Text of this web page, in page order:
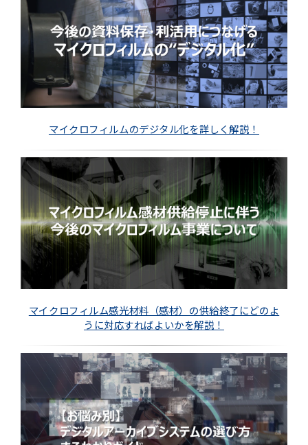
マイクロフィルムのデジタル化を詳しく解説！
マイクロフィルム感光材料（感材）の供給終了にどのよ
うに対応すればよいかを解説！